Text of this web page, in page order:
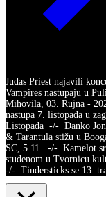
Judas Priest najavili
Vampires nastupaju u
Mihovila, 03. Rujna -
nastupa 7. listopada u
Listopada -/- Danko
& Tarantula stižu u
SC, 5.11. -/- Kamelot
studenom u Tvornicu
-/- Tindersticks se 13.